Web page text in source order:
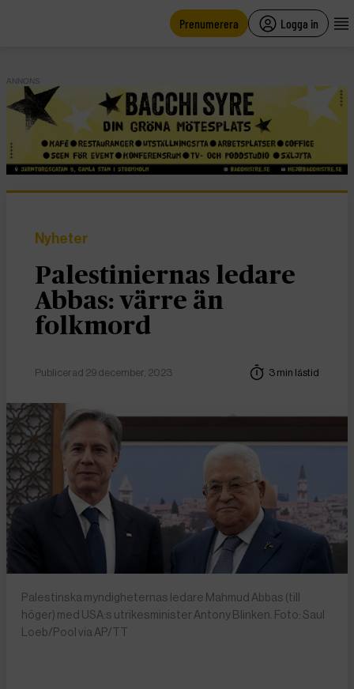
Prenumerera Logga in
ANNONS
Nyheter
Palestiniernas ledare
Abbas: värre än
folkmord
Publicerad 29 december, 2023 3 min lästid
Palestinska myndigheternas ledare Mahmud Abbas (till
höger) med USA:s utrikesminister Antony Blinken. Foto: Saul
Loeb/Pool via AP/TT